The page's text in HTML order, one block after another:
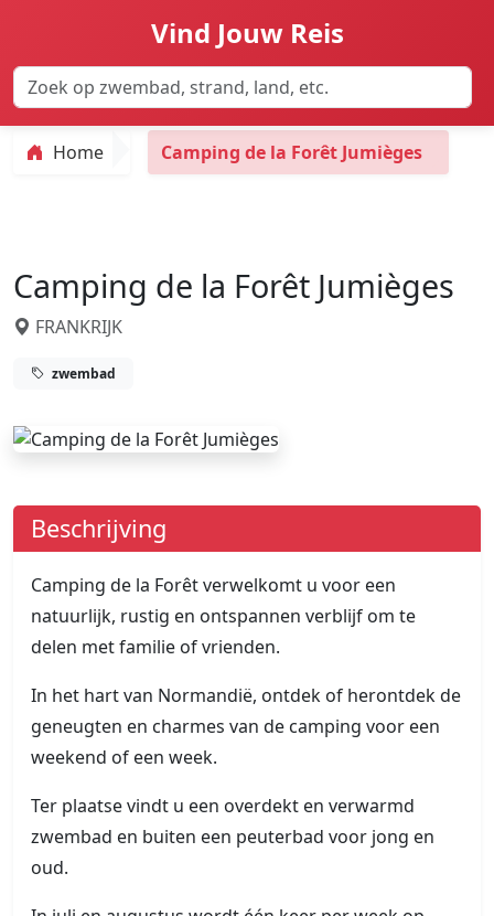
Vind Jouw Reis
Home Camping de la Forêt Jumièges
Camping de la Forêt Jumièges
FRANKRIJK
zwembad
Beschrijving
Camping de la Forêt verwelkomt u voor een
natuurlijk, rustig en ontspannen verblijf om te
delen met familie of vrienden.
In het hart van Normandië, ontdek of herontdek de
geneugten en charmes van de camping voor een
weekend of een week.
Ter plaatse vindt u een overdekt en verwarmd
zwembad en buiten een peuterbad voor jong en
oud.